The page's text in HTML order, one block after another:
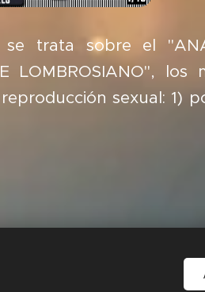
se trata sobre el
LOMBROSIANO",
sexual: 1)
por